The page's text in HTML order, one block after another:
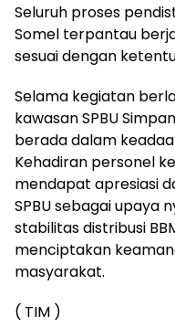
Seluruh proses
Somel terpantau
sesuai dengan
Selama kegiatan
kawasan SPBU
berada dalam
Kehadiran personel
mendapat apresiasi
SPBU sebagai upaya
stabilitas distribusi
menciptakan
masyarakat.
( TIM )